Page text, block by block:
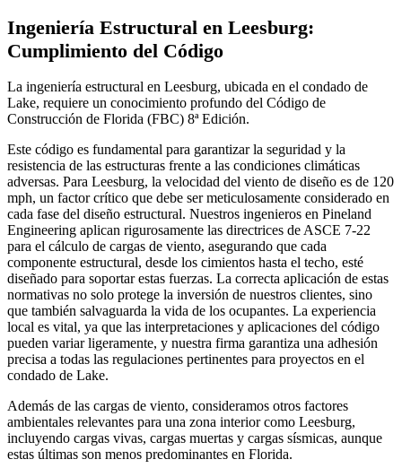
Ingeniería Estructural en Leesburg:
Cumplimiento del Código
La ingeniería estructural en Leesburg, ubicada en el condado de
Lake, requiere un conocimiento profundo del Código de
Construcción de Florida (FBC) 8ª Edición.
Este código es fundamental para garantizar la seguridad y la
resistencia de las estructuras frente a las condiciones climáticas
adversas. Para Leesburg, la velocidad del viento de diseño es de 120
mph, un factor crítico que debe ser meticulosamente considerado en
cada fase del diseño estructural. Nuestros ingenieros en Pineland
Engineering aplican rigurosamente las directrices de ASCE 7-22
para el cálculo de cargas de viento, asegurando que cada
componente estructural, desde los cimientos hasta el techo, esté
diseñado para soportar estas fuerzas. La correcta aplicación de estas
normativas no solo protege la inversión de nuestros clientes, sino
que también salvaguarda la vida de los ocupantes. La experiencia
local es vital, ya que las interpretaciones y aplicaciones del código
pueden variar ligeramente, y nuestra firma garantiza una adhesión
precisa a todas las regulaciones pertinentes para proyectos en el
condado de Lake.
Además de las cargas de viento, consideramos otros factores
ambientales relevantes para una zona interior como Leesburg,
incluyendo cargas vivas, cargas muertas y cargas sísmicas, aunque
estas últimas son menos predominantes en Florida.